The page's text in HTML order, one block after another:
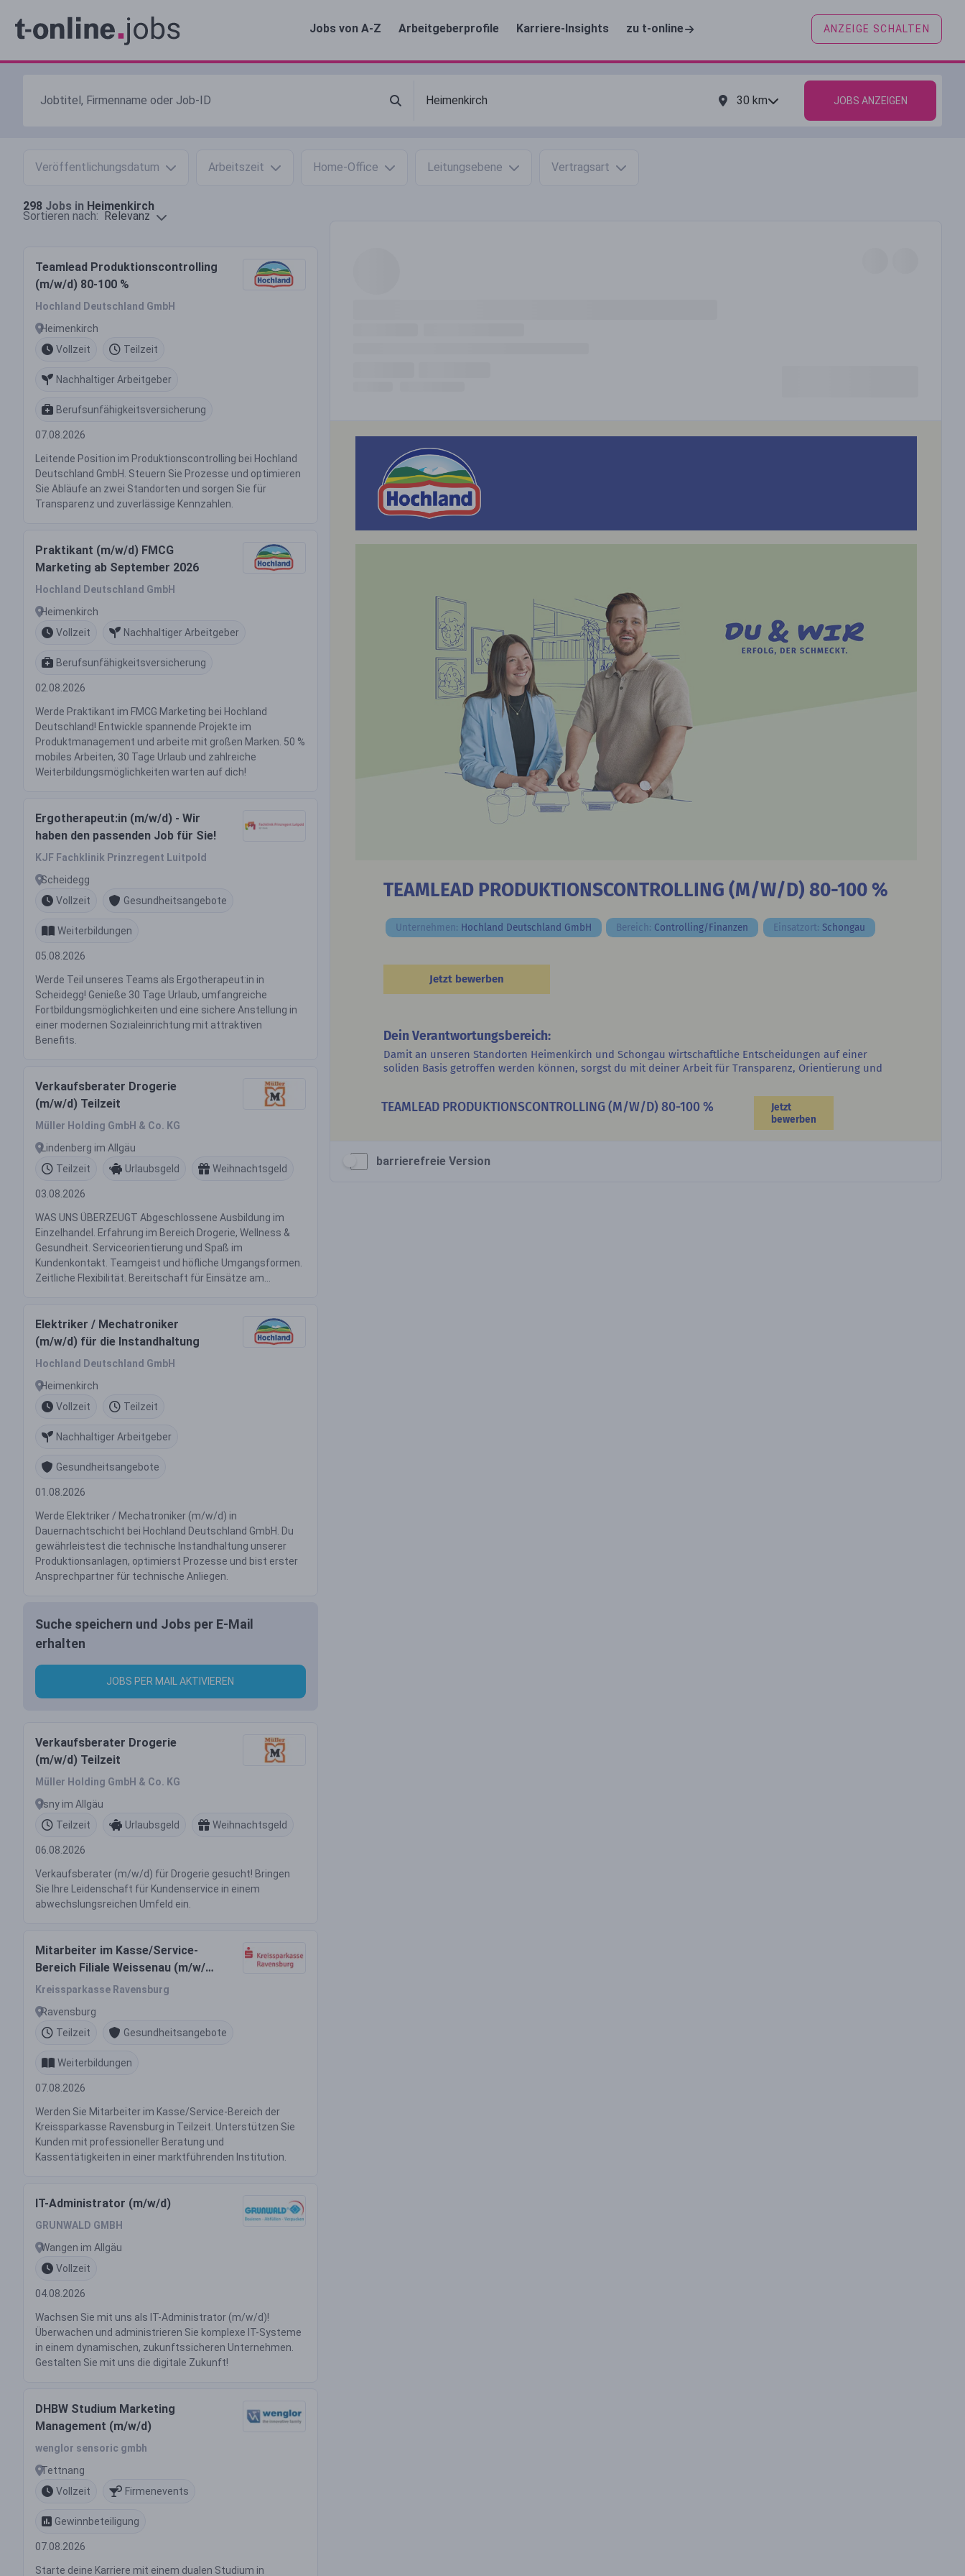
Jobs von A-Z Arbeitgeberprofile Karriere-Insights zu t-online ANZEIGE SCHALTEN
30 km JOBS ANZEIGEN
Veröffentlichungsdatum Arbeitszeit Home-Office Leitungsebene Vertragsart
298 Jobs in Heimenkirch
Sortieren nach: Relevanz
Teamlead Produktionscontrolling
(m/w/d) 80-100 %
Hochland Deutschland GmbH
Heimenkirch
Vollzeit
Teilzeit
Nachhaltiger Arbeitgeber
Berufsunfähigkeitsversicherung
07.08.2026
Leitende Position im Produktionscontrolling bei Hochland
Deutschland GmbH. Steuern Sie Prozesse und optimieren
Sie Abläufe an zwei Standorten und sorgen Sie für
Transparenz und zuverlässige Kennzahlen.
Praktikant (m/w/d) FMCG
Marketing ab September 2026
Hochland Deutschland GmbH
Heimenkirch
Vollzeit
Nachhaltiger Arbeitgeber
Berufsunfähigkeitsversicherung
02.08.2026
Werde Praktikant im FMCG Marketing bei Hochland
Deutschland! Entwickle spannende Projekte im
Produktmanagement und arbeite mit großen Marken. 50 %
mobiles Arbeiten, 30 Tage Urlaub und zahlreiche
Weiterbildungsmöglichkeiten warten auf dich!
Ergotherapeut:in (m/w/d) - Wir
haben den passenden Job für Sie!
KJF Fachklinik Prinzregent Luitpold
Scheidegg
Vollzeit
Gesundheitsangebote
Weiterbildungen
05.08.2026
Werde Teil unseres Teams als Ergotherapeut:in in
Scheidegg! Genieße 30 Tage Urlaub, umfangreiche
Fortbildungsmöglichkeiten und eine sichere Anstellung in
einer modernen Sozialeinrichtung mit attraktiven
Benefits.
Verkaufsberater Drogerie
(m/w/d) Teilzeit
Müller Holding GmbH & Co. KG
Lindenberg im Allgäu
Teilzeit
Urlaubsgeld Weihnachtsgeld
03.08.2026
WAS UNS ÜBERZEUGT Abgeschlossene Ausbildung im
Einzelhandel. Erfahrung im Bereich Drogerie, Wellness &
Gesundheit. Serviceorientierung und Spaß im
Kundenkontakt. Teamgeist und höfliche Umgangsformen.
Zeitliche Flexibilität. Bereitschaft für Einsätze am...
Elektriker / Mechatroniker
(m/w/d) für die Instandhaltung
Hochland Deutschland GmbH
Heimenkirch
Vollzeit
Teilzeit
Nachhaltiger Arbeitgeber
Gesundheitsangebote
01.08.2026
Werde Elektriker / Mechatroniker (m/w/d) in
Dauernachtschicht bei Hochland Deutschland GmbH. Du
gewährleistest die technische Instandhaltung unserer
Produktionsanlagen, optimierst Prozesse und bist erster
Ansprechpartner für technische Anliegen.
Suche speichern und Jobs per E-Mail
erhalten
JOBS PER MAIL AKTIVIEREN
Verkaufsberater Drogerie
(m/w/d) Teilzeit
Müller Holding GmbH & Co. KG
Isny im Allgäu
Teilzeit
Urlaubsgeld Weihnachtsgeld
06.08.2026
Verkaufsberater (m/w/d) für Drogerie gesucht! Bringen
Sie Ihre Leidenschaft für Kundenservice in einem
abwechslungsreichen Umfeld ein.
Mitarbeiter im Kasse/Service-
Bereich Filiale Weissenau (m/w/d)
in Teilzeit (40%)
Kreissparkasse Ravensburg
Ravensburg
Teilzeit
Gesundheitsangebote
Weiterbildungen
07.08.2026
Werden Sie Mitarbeiter im Kasse/Service-Bereich der
Kreissparkasse Ravensburg in Teilzeit. Unterstützen Sie
Kunden mit professioneller Beratung und
Kassentätigkeiten in einer marktführenden Institution.
IT-Administrator (m/w/d)
GRUNWALD GMBH
Wangen im Allgäu
Vollzeit
04.08.2026
Wachsen Sie mit uns als IT-Administrator (m/w/d)!
Überwachen und administrieren Sie komplexe IT-Systeme
in einem dynamischen, zukunftssicheren Unternehmen.
Gestalten Sie mit uns die digitale Zukunft!
DHBW Studium Marketing
Management (m/w/d)
wenglor sensoric gmbh
Tettnang
Vollzeit
Firmenevents
Gewinnbeteiligung
07.08.2026
Starte deine Karriere mit einem dualen Studium in
barrierefreie Version